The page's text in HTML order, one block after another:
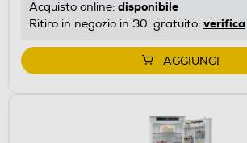
energetico
Youreko.
Acquisto online: disponibile
Ritiro in negozio in 30' gratuito: verifica
AGGIUNGI